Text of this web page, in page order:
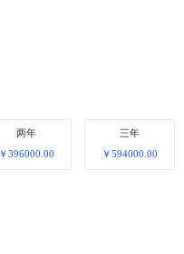
两年
￥396000.00
三年
￥594000.00